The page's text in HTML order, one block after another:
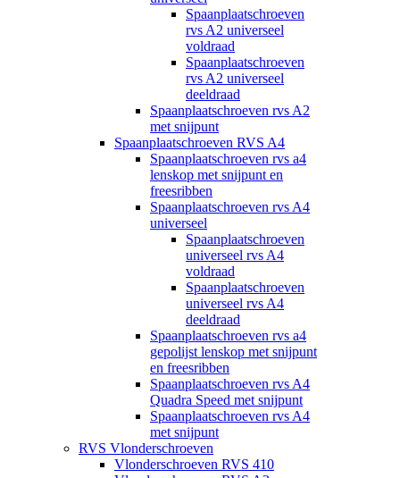
Spaanplaatschroeven
rvs A2 universeel
voldraad
Spaanplaatschroeven
rvs A2 universeel
deeldraad
Spaanplaatschroeven rvs A2
met snijpunt
Spaanplaatschroeven RVS A4
Spaanplaatschroeven rvs a4
lenskop met snijpunt en
freesribben
Spaanplaatschroeven rvs A4
universeel
Spaanplaatschroeven
universeel rvs A4
voldraad
Spaanplaatschroeven
universeel rvs A4
deeldraad
Spaanplaatschroeven rvs a4
gepolijst lenskop met snijpunt
en freesribben
Spaanplaatschroeven rvs A4
Quadra Speed met snijpunt
Spaanplaatschroeven rvs A4
met snijpunt
RVS Vlonderschroeven
Vlonderschroeven RVS 410